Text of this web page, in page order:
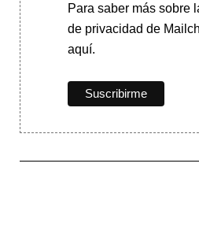
Para saber mássobre
de privacidad de
aquí.